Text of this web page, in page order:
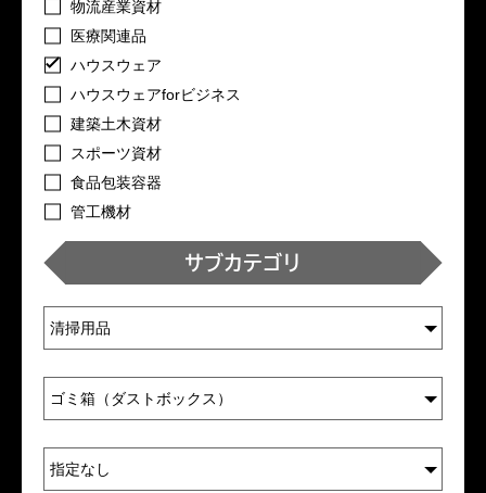
物流産業資材
医療関連品
ハウスウェア
ハウスウェアforビジネス
建築土木資材
スポーツ資材
食品包装容器
管工機材
サブカテゴリ